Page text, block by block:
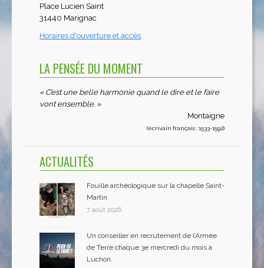
Place Lucien Saint
31440 Marignac
Horaires d'ouverture et accès
LA PENSÉE DU MOMENT
« C’est une belle harmonie quand le dire et le faire
vont ensemble. »
Montaigne
(écrivain français : 1533-1592)
ACTUALITÉS
Fouille archéologique sur la chapelle Saint-
Martin
7 août 2026
Un conseiller en recrutement de l’Armée
de Terre chaque 3e mercredi du mois à
Luchon.